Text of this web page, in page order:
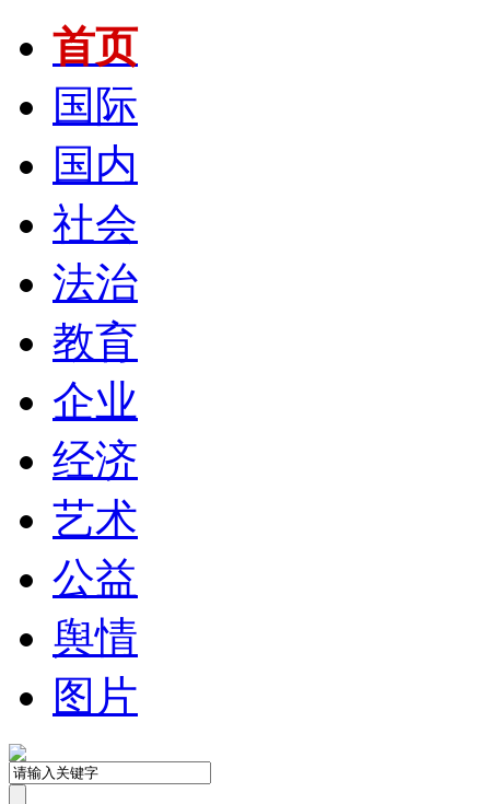
首页
国际
国内
社会
法治
教育
企业
经济
艺术
公益
舆情
图片